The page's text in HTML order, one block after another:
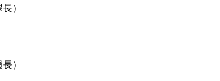
）
）